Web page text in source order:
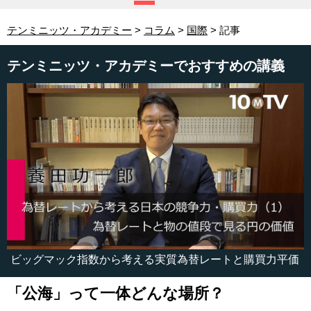
テンミニッツ・アカデミー コラム 国際 記事
テンミニッツ・アカデミーでおすすめの講義
ビッグマック指数から考える実質為替レートと購買力平価
「公海」って一体どんな場所？